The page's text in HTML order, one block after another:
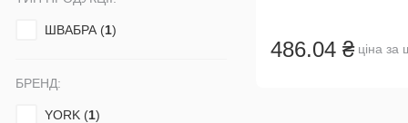
ШВАБРА (1)
БРЕНД:
YORK (1)
486.04 ₴ ціна за